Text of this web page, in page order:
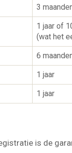
3
1 jaar of
(wat het
6
1 jaar
1 jaar
is de